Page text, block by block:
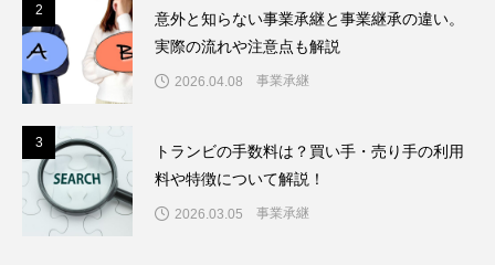
2
意外と知らない事業承継と事業継承の違い。
実際の流れや注意点も解説
2026.04.08 事業承継
3
トランビの手数料は？買い手・売り手の利用
料や特徴について解説！
2026.03.05 事業承継